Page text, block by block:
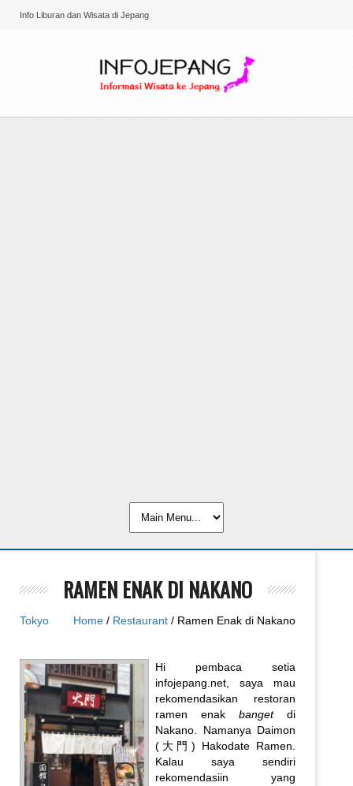
Info Liburan dan Wisata di Jepang
RAMEN ENAK DI NAKANO
Tokyo Home / Restaurant / Ramen Enak di Nakano
Hi pembaca setia
infojepang.net, saya mau
rekomendasikan restoran
ramen enak bangetdi
Nakano. Namanya Daimon
(大門) Hakodate Ramen.
Kalau saya sendiri
rekomendasiin yang